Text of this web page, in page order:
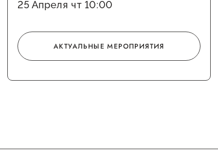
Госзакупки для малого
бизнеса
Каталог грантов
25 Апреля чт 10:00
АКТУАЛЬНЫЕ МЕРОПРИЯТИЯ